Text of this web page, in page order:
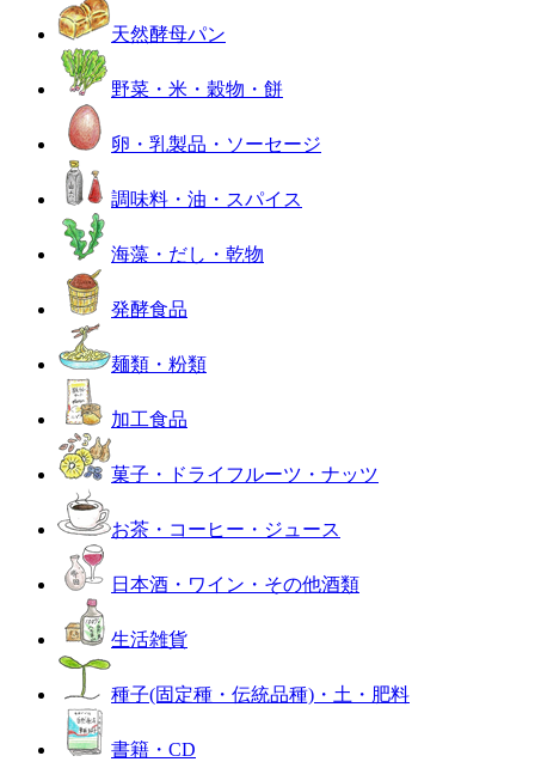
天然酵母パン
野菜・米・穀物・餅
卵・乳製品・ソーセージ
調味料・油・スパイス
海藻・だし・乾物
発酵食品
麺類・粉類
加工食品
菓子・ドライフルーツ・ナッツ
お茶・コーヒー・ジュース
日本酒・ワイン・その他酒類
生活雑貨
種子(固定種・伝統品種)・土・肥料
書籍・CD